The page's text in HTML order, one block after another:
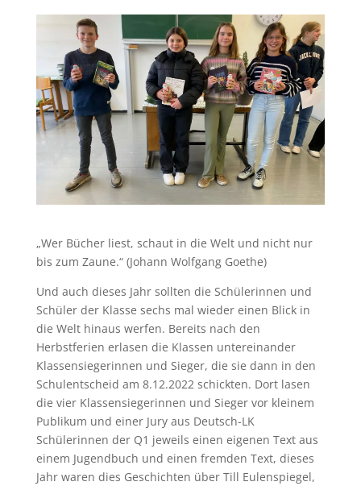
„Wer Bücher liest, schaut in die Welt und nicht nur
bis zum Zaune.“ (Johann Wolfgang Goethe)
Und auch dieses Jahr sollten die Schülerinnen und
Schüler der Klasse sechs mal wieder einen Blick in
die Welt hinaus werfen. Bereits nach den
Herbstferien erlasen die Klassen untereinander
Klassensiegerinnen und Sieger, die sie dann in den
Schulentscheid am 8.12.2022 schickten. Dort lasen
die vier Klassensiegerinnen und Sieger vor kleinem
Publikum und einer Jury aus Deutsch-LK
Schülerinnen der Q1 jeweils einen eigenen Text aus
einem Jugendbuch und einen fremden Text, dieses
Jahr waren dies Geschichten über Till Eulenspiegel,